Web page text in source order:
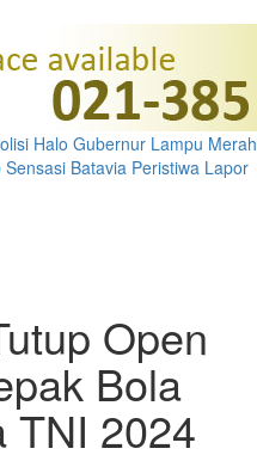
Halo Gubernur Lampu Merah
Sensasi Batavia Peristiwa Lapor
Open
Bola
TNI 2024